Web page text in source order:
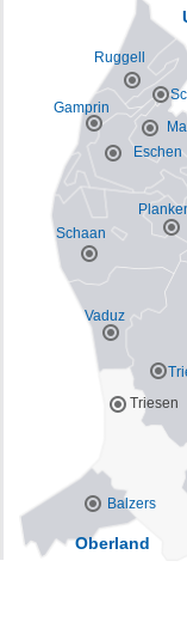
Vaduz
Balzers
Schaan
Triesen
Eschen
Gamprin
Ruggell
Oberland